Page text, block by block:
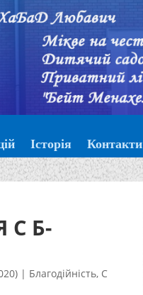
Історія Контакти
С Б-
| Благодійність, С